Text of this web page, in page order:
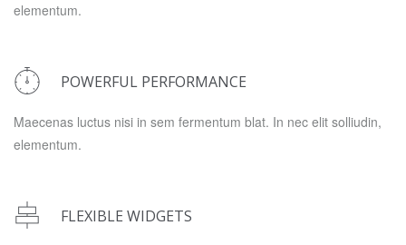
elementum.
POWERFUL PERFORMANCE
Maecenas luctus nisi in sem fermentum blat. In nec elit solliudin,
elementum.
FLEXIBLE WIDGETS